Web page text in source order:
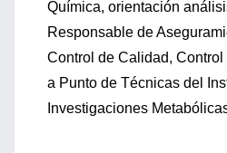
Química, orientación
Responsable de
Control de Calidad,
a Punto de Técnicas del
Investigaciones